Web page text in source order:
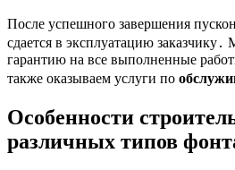
После успешного завершения
сдается в эксплуатацию
гарантию на все выполненные
также оказываем услуги по
Особенности
различных типов